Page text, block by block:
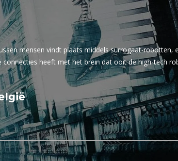
mensen vindt plaats middels surrogaat-robotten,
heeft met het brein dat ooit de high-tech